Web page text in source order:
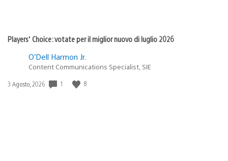
Players’ Choice: votate per il miglior nuovo di luglio 2026
O’Dell Harmon Jr.
Content Communications Specialist, SIE
Data
3 Agosto, 2026 1 8